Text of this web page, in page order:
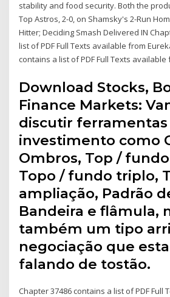
stability and food security. Both the
Top Astros, 2-0, on Shamsky's 2-Run
Hitter; Deciding Smash Delivered IN
list of PDF Full Texts available from
contains a list of PDF Full Texts available
Download Stocks,
Finance Markets:
discutir ferramentas
investimento como
Ombros, Top /
Topo / fundo triplo,
ampliação, Padrão
Bandeira e flâmula,
também um tipo
negociação que
falando de tostão.
Chapter 37486 contains a list of PDF Full